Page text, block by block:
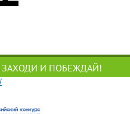
И ПОБЕЖДАЙ!